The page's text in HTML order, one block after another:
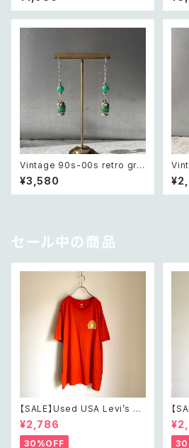
アメリカ ヴィンテージ アクセサ
リー 太陽 デザイン ピアス
テ
Vintage 90s-00s retro gre
en aventurine pierce レトロ
ヴィンテージ アクセサリー 天然
石 グリーンアベンチュリン ピア
¥3,580
ck
ー
セール中の商品
【SALE】Used USA Levi’s su
nrise design orange t shirt
レトロ アメリカ ユーズド 古着
リーバイス サンライズ デザイン
¥2,786
30%OFF
【
he
トロ
ー